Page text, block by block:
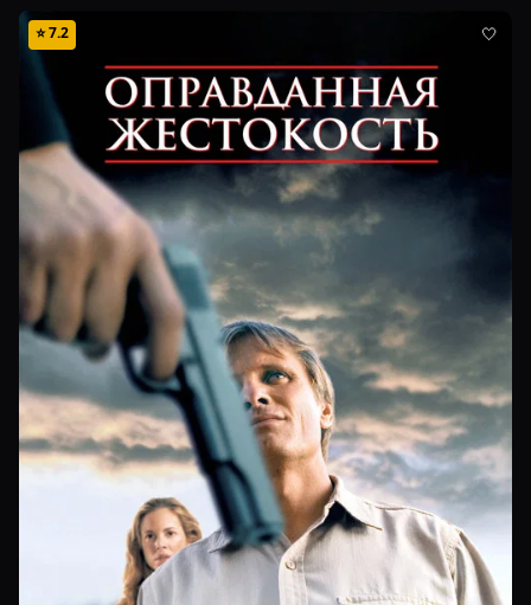
⭐7.2 🤍